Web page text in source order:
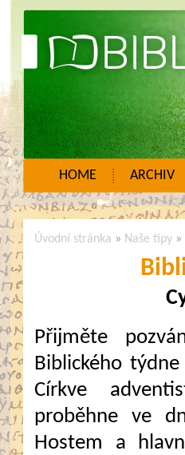
HOME ARCHIV
Úvodní stránka » Naše tipy »
Přijměte
Biblického týdne
Církve
proběhne ve
Hostem a